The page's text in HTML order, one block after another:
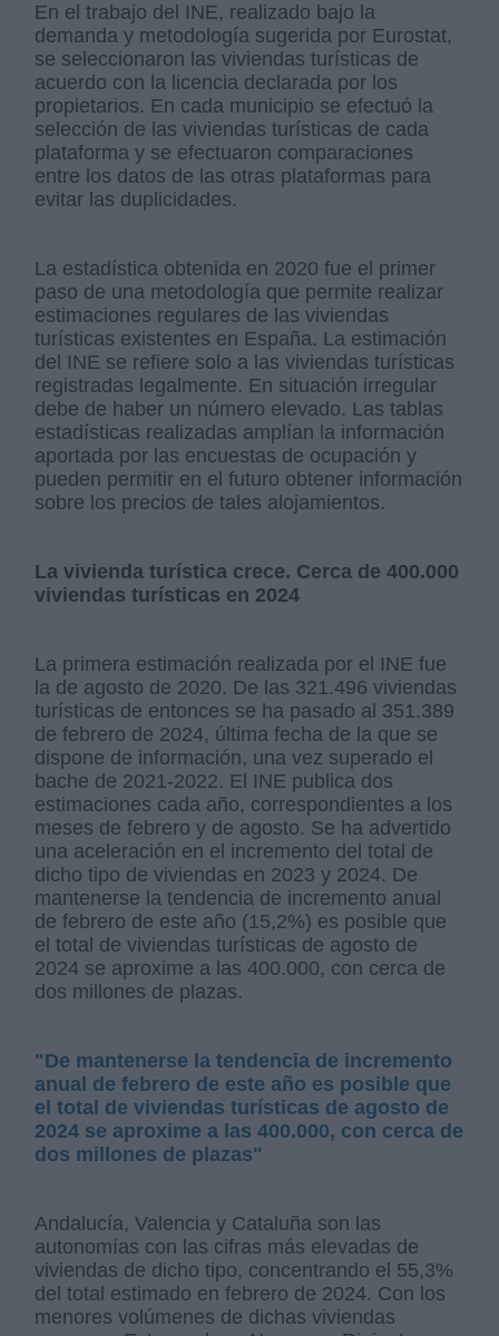
En el trabajo del INE, realizado bajo la
demanda y metodología sugerida por Eurostat,
se seleccionaron las viviendas turísticas de
acuerdo con la licencia declarada por los
propietarios. En cada municipio se efectuó la
selección de las viviendas turísticas de cada
plataforma y se efectuaron comparaciones
entre los datos de las otras plataformas para
evitar las duplicidades.
La estadística obtenida en 2020 fue el primer
paso de una metodología que permite realizar
estimaciones regulares de las viviendas
turísticas existentes en España. La estimación
del INE se refiere solo a las viviendas turísticas
registradas legalmente. En situación irregular
debe de haber un número elevado. Las tablas
estadísticas realizadas amplían la información
aportada por las encuestas de ocupación y
pueden permitir en el futuro obtener información
sobre los precios de tales alojamientos.
La vivienda turística crece. Cerca de 400.000
viviendas turísticas en 2024
La primera estimación realizada por el INE fue
la de agosto de 2020. De las 321.496 viviendas
turísticas de entonces se ha pasado al 351.389
de febrero de 2024, última fecha de la que se
dispone de información, una vez superado el
bache de 2021-2022. El INE publica dos
estimaciones cada año, correspondientes a los
meses de febrero y de agosto. Se ha advertido
una aceleración en el incremento del total de
dicho tipo de viviendas en 2023 y 2024. De
mantenerse la tendencia de incremento anual
de febrero de este año (15,2%) es posible que
el total de viviendas turísticas de agosto de
2024 se aproxime a las 400.000, con cerca de
dos millones de plazas.
"De mantenerse la tendencia de incremento
anual de febrero de este año es posible que
el total de viviendas turísticas de agosto de
2024 se aproxime a las 400.000, con cerca de
dos millones de plazas"
Andalucía, Valencia y Cataluña son las
autonomías con las cifras más elevadas de
viviendas de dicho tipo, concentrando el 55,3%
del total estimado en febrero de 2024. Con los
menores volúmenes de dichas viviendas